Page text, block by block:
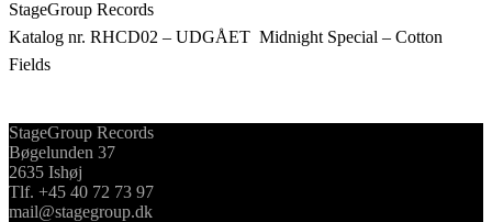
StageGroup Records
Katalog nr. RHCD02 – UDGÅET Midnight Special – Cotton
Fields
StageGroup Records
Bøgelunden 37
2635 Ishøj
Tlf. +45 40 72 73 97
mail@stagegroup.dk